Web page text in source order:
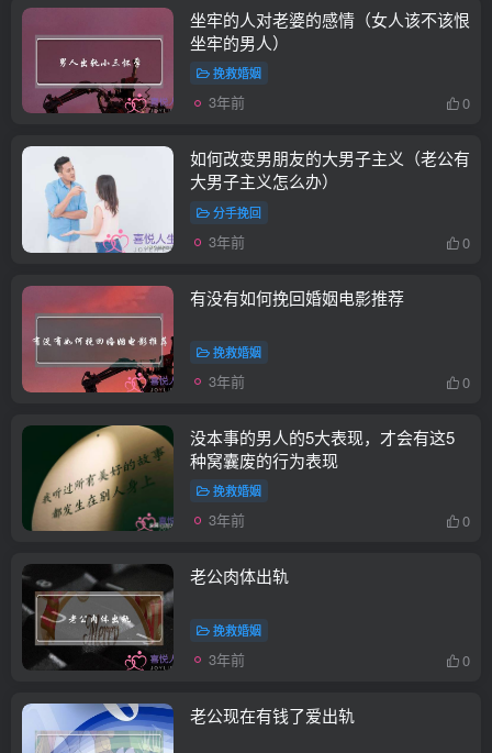
坐牢的人对老婆的感情（女人该不该恨
坐牢的男人）
挽救婚姻
3年前 0
如何改变男朋友的大男子主义（老公有
大男子主义怎么办）
分手挽回
3年前 0
有没有如何挽回婚姻电影推荐
挽救婚姻
3年前 0
没本事的男人的5大表现，才会有这5
种窝囊废的行为表现
挽救婚姻
3年前 0
老公肉体出轨
挽救婚姻
3年前 0
老公现在有钱了爱出轨